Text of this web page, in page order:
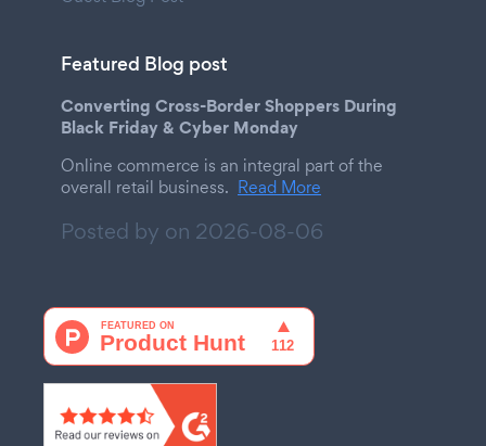
Featured Blog post
Converting Cross-Border Shoppers During
Black Friday & Cyber Monday
Online commerce is an integral part of the
overall retail business. Read More
Posted by on 2026-08-06